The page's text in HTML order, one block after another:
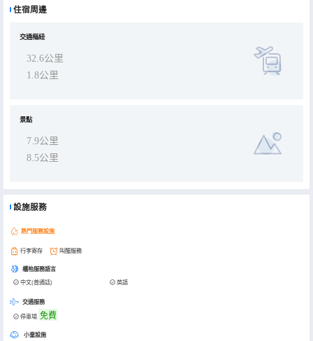
程即可抵達濱海西站。周邊吾悅廣場，娛樂購物等配套設施齊全，相鄰濱西，盡享超強性價比。
住宿周邊
交通樞紐
32.6公里
1.8公里
景點
7.9公里
8.5公里
設施服務
熱門服務設施
行李寄存 叫醒服務
櫃枱服務語言
中文(普通話) 英語
交通服務
停車場 免費
小童設施